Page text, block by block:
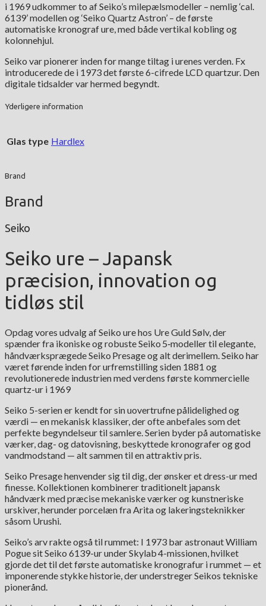
i 1969 udkommer to af Seiko’s milepælsmodeller – nemlig ‘cal.
6139’ modellen og ‘Seiko Quartz Astron’ – de første
automatiske kronograf ure, med både vertikal kobling og
kolonnehjul.
Seiko var pionerer inden for mange tiltag i urenes verden. Fx
introducerede de i 1973 det første 6-cifrede LCD quartzur. Den
digitale tidsalder var hermed begyndt.
Yderligere information
Glas type Hardlex
Brand
Brand
Seiko
Seiko ure – Japansk
præcision, innovation og
tidløs stil
Opdag vores udvalg af Seiko ure hos Ure Guld Sølv, der
spænder fra ikoniske og robuste Seiko 5‑modeller til elegante,
håndværksprægede Seiko Presage og alt derimellem. Seiko har
været førende inden for urfremstilling siden 1881 og
revolutionerede industrien med verdens første kommercielle
quartz-ur i 1969
Seiko 5-serien er kendt for sin uovertrufne pålidelighed og
værdi — en mekanisk klassiker, der ofte anbefales som det
perfekte begyndelseur til samlere. Serien byder på automatiske
værker, dag- og datovisning, beskyttede kronografer og god
vandmodstand — alt sammen til en attraktiv pris.
Seiko Presage henvender sig til dig, der ønsker et dress-ur med
finesse. Kollektionen kombinerer traditionelt japansk
håndværk med præcise mekaniske værker og kunstneriske
urskiver, herunder porcelæn fra Arita og lakeringsteknikker
såsom Urushi.
Seiko’s arv rakte også til rummet: I 1973 bar astronaut William
Pogue sit Seiko 6139-ur under Skylab 4-missionen, hvilket
gjorde det til det første automatiske kronografur i rummet — et
imponerende stykke historie, der understreger Seikos tekniske
pionerånd.